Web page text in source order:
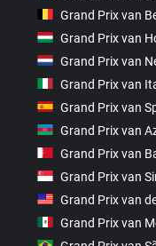
Grand Prix van
Grand Prix van
Grand Prix van
Grand Prix van
Grand Prix van
Grand Prix van
Grand Prix van
Grand Prix van
Grand Prix van
Grand Prix van